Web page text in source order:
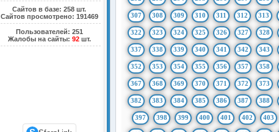
Сайтов в базе: 258 шт.
Сайтов просмотрено: 191469
Пользователей: 251
Жалобы на сайты: 92шт.
307 308 309 310 311 312 313
322 323 324 325 326 327 328
337 338 339 340 341 342 343
352 353 354 355 356 357 358
367 368 369 370 371 372 373
382 383 384 385 386 387 388
397 398 399 400 401 402 403